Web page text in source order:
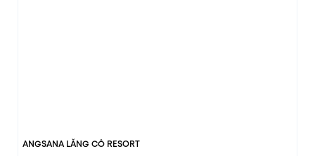
ANGSANA LĂNG CÔ RESORT